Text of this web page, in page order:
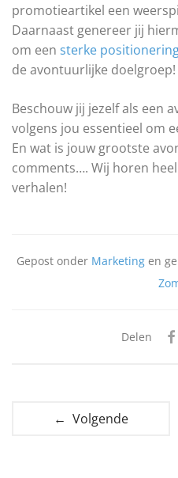
promotieartikel een
Daarnaast genereer jij
om een sterke
de avontuurlijke doelgroep!
Beschouw jij jezelf als een
volgens jou essentieel om
En wat is jouw grootste
comments…. Wij horen
verhalen!
Gepost onder Marketing en
Delen
← Volgende